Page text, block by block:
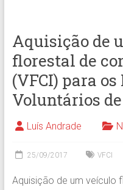
Aquisição de
florestal de
(VFCI) para
Voluntários
Luís Andrade
25/09/2017 VFCI
Aquisição de um veículo